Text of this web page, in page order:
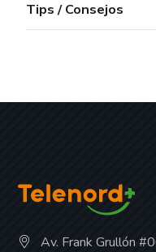
Tips / Consejos
Av. Frank Grullón